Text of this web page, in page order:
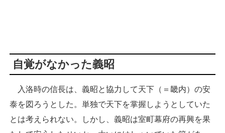
自覚がなかった義昭
入洛時の信長は、義昭と協力して天下（＝畿内）の安
泰を図ろうとした。単独で天下を掌握しようとしていた
とは考えられない。しかし、義昭は室町幕府の再興を果